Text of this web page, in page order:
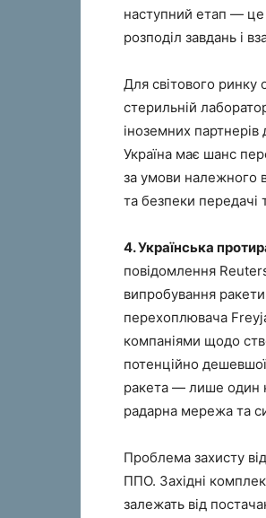
наступний етап — це
розподіл завдань і
Для світового ринку
стерильній
іноземних
Україна має шанс
за умови належного
та безпеки передачі
4. Українська
повідомлення
випробування
перехоплювача
компаніями щодо
потенційно
ракета — лише один
радарна мережа та
Проблема захисту
ППО. Західні
залежать від